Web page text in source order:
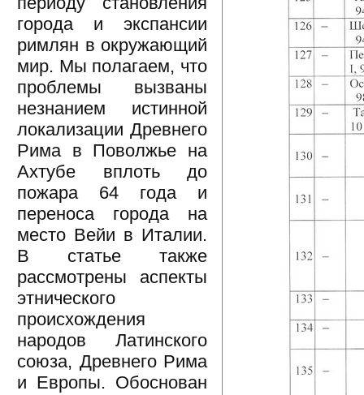
города и экспансии
римлян в окружающий
мир. Мы полагаем, что
проблемы вызваны
незнанием истинной
локализации Древнего
Рима в Поволжье на
Ахтубе вплоть до
пожара 64 года и
переноса города на
место Вейи в Италии.
В статье также
рассмотрены аспекты
этнического
происхождения
народов Латинского
союза, Древнего Рима
и Европы. Обоснован